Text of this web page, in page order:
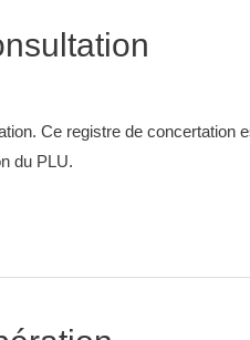
Ce registre de
du PLU.